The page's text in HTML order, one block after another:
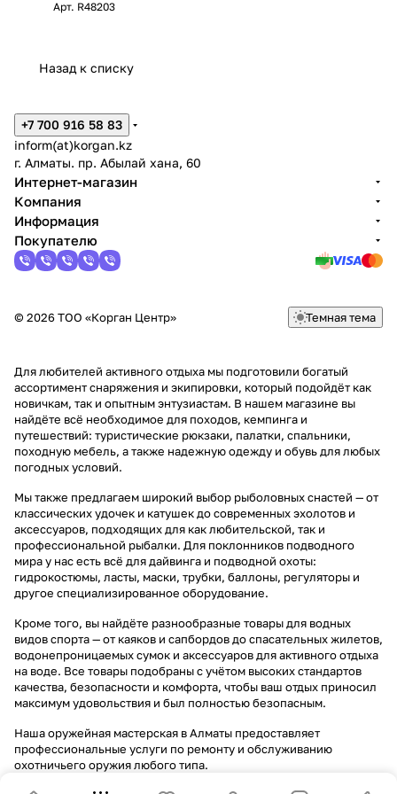
Арт. R48203
Назад к списку
+7 700 916 58 83
inform(at)korgan.kz
г. Алматы. пр. Абылай хана, 60
Интернет-магазин
Компания
Информация
Покупателю
© 2026 ТОО «Корган Центр» Темная тема
Для любителей активного отдыха мы подготовили богатый
ассортимент снаряжения и экипировки, который подойдёт как
новичкам, так и опытным энтузиастам. В нашем магазине вы
найдёте всё необходимое для походов, кемпинга и
путешествий: туристические рюкзаки, палатки, спальники,
походную мебель, а также надежную одежду и обувь для любых
погодных условий.
Мы также предлагаем широкий выбор рыболовных снастей — от
классических удочек и катушек до современных эхолотов и
аксессуаров, подходящих для как любительской, так и
профессиональной рыбалки. Для поклонников подводного
мира у нас есть всё для дайвинга и подводной охоты:
гидрокостюмы, ласты, маски, трубки, баллоны, регуляторы и
другое специализированное оборудование.
Кроме того, вы найдёте разнообразные товары для водных
видов спорта — от каяков и сапбордов до спасательных жилетов,
водонепроницаемых сумок и аксессуаров для активного отдыха
на воде. Все товары подобраны с учётом высоких стандартов
качества, безопасности и комфорта, чтобы ваш отдых приносил
максимум удовольствия и был полностью безопасным.
Наша оружейная мастерская в Алматы предоставляет
профессиональные услуги по ремонту и обслуживанию
охотничьего оружия любого типа.